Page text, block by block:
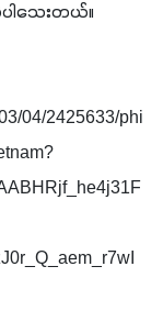
ါသေးတယ်။
04/2425633/phi